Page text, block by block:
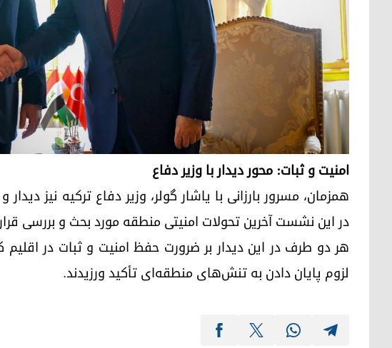
امنیت و ثبات: محور دیدار با وزیر دفاع
همزمان، مسرور بارزانی با یاشار گولر، وزیر دفاع ترکیه نیز
در این نشست آخرین تحولات امنیتی منطقه مورد بحث و بررسی
هر دو طرف در این دیدار بر ضرورت حفظ امنیت و ثبات در
لزوم پایان دادن به تنش‌های منطقه‌ای تأکید ورزیدند.